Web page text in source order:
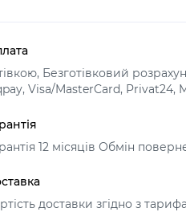
Безготівковий
Visa/MasterCard, Privat24,
12 місяців Обмін
доставки згідно з